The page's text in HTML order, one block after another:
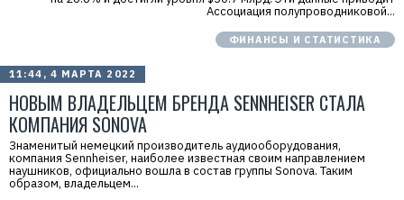
Ассоциация полупроводниковой...
ФИНАНСЫ И СТАТИСТИКА
11:44, 4 МАРТА 2022
НОВЫМ ВЛАДЕЛЬЦЕМ БРЕНДА SENNHEISER СТАЛА
КОМПАНИЯ SONOVA
Знаменитый немецкий производитель аудиооборудования,
компания Sennheiser, наиболее известная своим направлением
наушников, официально вошла в состав группы Sonova. Таким
образом, владельцем...